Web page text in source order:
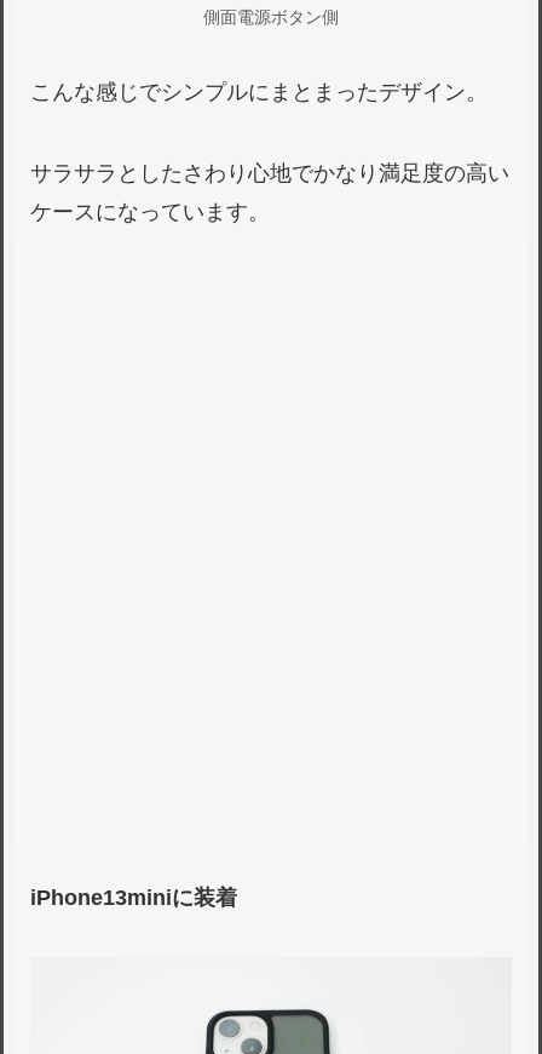
側面電源ボタン側
こんな感じでシンプルにまとまったデザイン。
サラサラとしたさわり心地でかなり満足度の高い
ケースになっています。
iPhone13miniに装着